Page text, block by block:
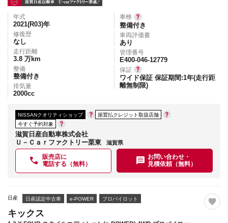
年式
2021(R03)年
修復歴
なし
走行距離
3.8 万km
整備
整備付き
排気量
2000cc
車検
整備付き
車両評価書
あり
管理番号
E400-046-12779
保証
ワイド保証 保証期間:1年(走行距
離無制限)
NISSANクオリティショップ
据置払クレジット取扱店舗
今すぐ予約対象
滋賀日産自動車株式会社
Ｕ－Ｃａｒファクトリー栗東
滋賀県
販売店に
電話する（無料）
お問い合わせ・
見積依頼（無料）
日産 日産認定中古車 e-POWER プロパイロット
キックス